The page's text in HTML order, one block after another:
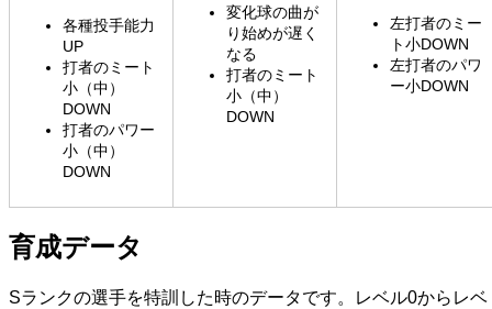
各種投手能力
UP
打者のミート
小（中）
DOWN
打者のパワー
小（中）
DOWN
変化球の曲が
り始めが遅く
なる
打者のミート
小（中）
DOWN
左打者のミー
ト小DOWN
左打者のパワ
ー小DOWN
育成データ
Sランクの選手を特訓した時のデータです。レベル0からレベ